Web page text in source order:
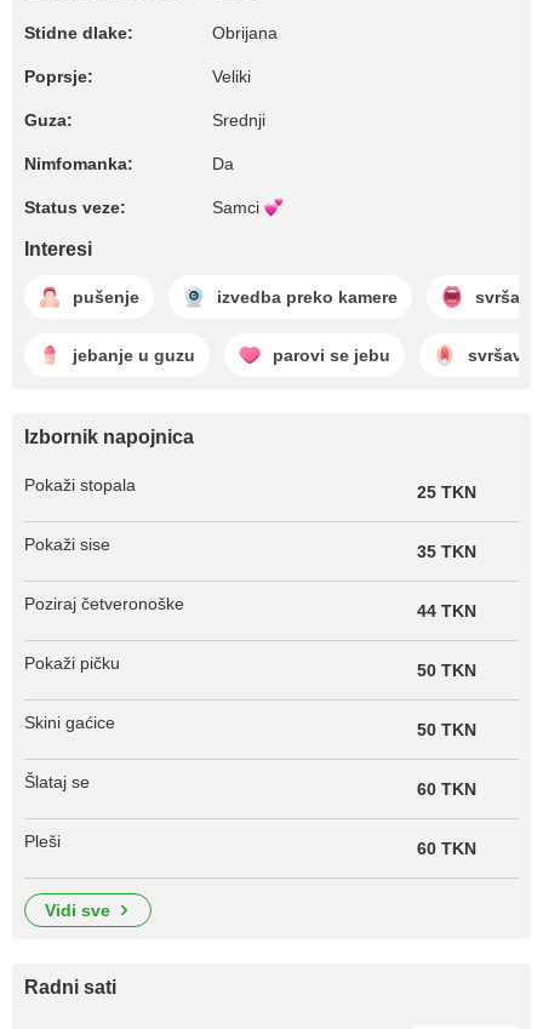
Stidne dlake: Obrijana
Poprsje: Veliki
Guza: Srednji
Nimfomanka: Da
Status veze: Samci
Interesi
pušenje izvedba preko kamere
jebanje u guzu parovi se jebu
Izbornik napojnica
Pokaži stopala 25 TKN
Pokaži sise 35 TKN
Poziraj četveronoške 44 TKN
Pokaži pičku 50 TKN
Skini gaćice 50 TKN
Šlataj se 60 TKN
Pleši 60 TKN
vidi sve
Radni sati